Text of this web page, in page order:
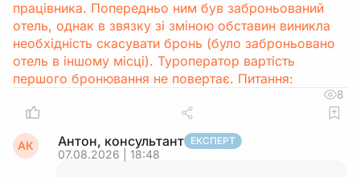
працівника. Попередньо ним був заброньований
отель, однак в звязку зі зміною обставин виникла
необхідність скасувати бронь (було заброньовано
отель в іншому місці). Туроператор вартість
першого бронювання не повертає. Питання:
8
АК Антон, консультант ЕКСПЕРТ
07.08.2026 | 18:48